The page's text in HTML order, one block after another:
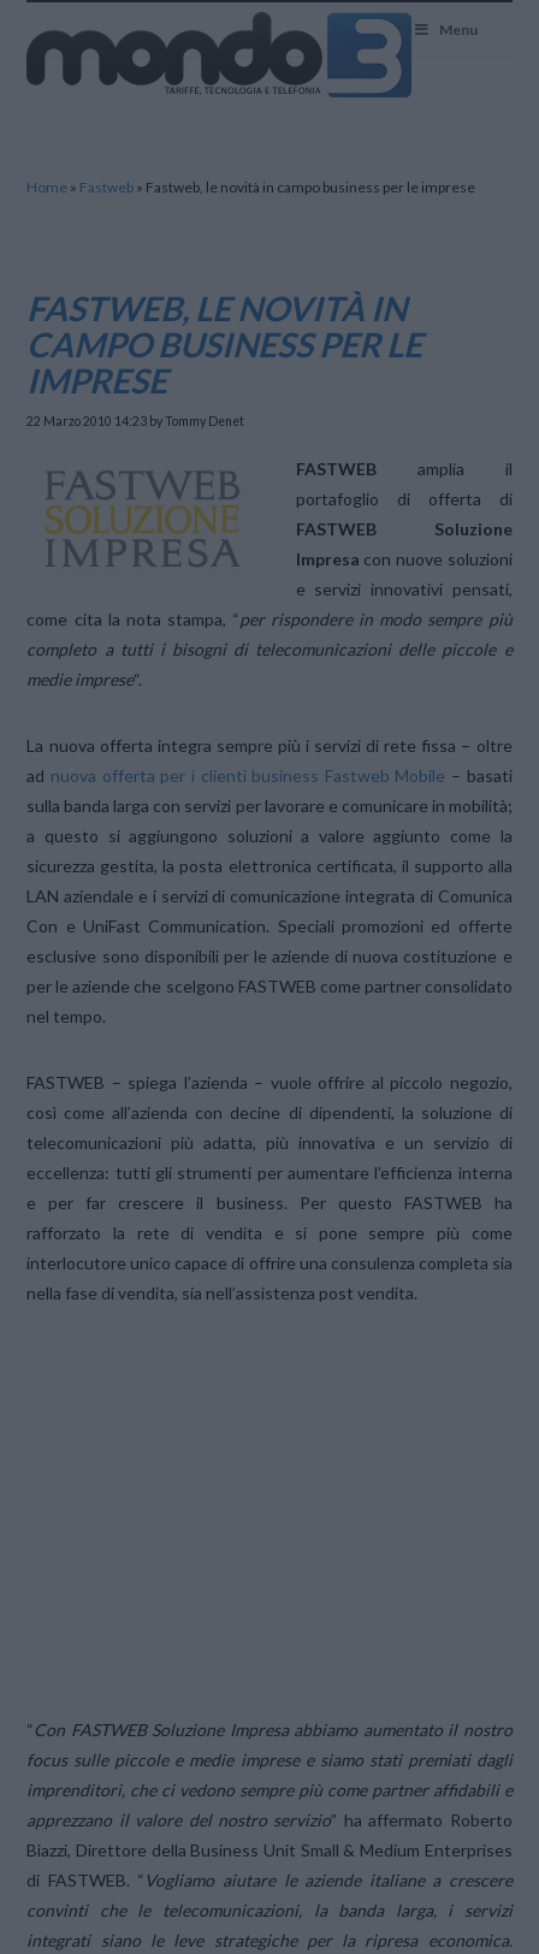
Menu
Home » Fastweb » Fastweb, le novità in campo business per le imprese
FASTWEB, LE NOVITÀ IN
CAMPO BUSINESS PER LE
IMPRESE
22 Marzo 2010 14:23 by Tommy Denet
FASTWEBamplia il
portafoglio di offerta di
FASTWEB Soluzione
Impresa con nuove soluzioni
e servizi innovativi pensati,
come cita la nota stampa, “per rispondere in modo sempre più
completo a tutti i bisogni di telecomunicazioni delle piccole e
medie imprese“.
La nuova offerta integra sempre più i servizi di rete fissa – oltre
ad nuova offerta per i clienti business Fastweb Mobile – basati
sulla banda larga con servizi per lavorare e comunicare in mobilità;
a questo si aggiungono soluzioni a valore aggiunto come la
sicurezza gestita, la posta elettronica certificata, il supporto alla
LAN aziendale e i servizi di comunicazione integrata di Comunica
Con e UniFast Communication. Speciali promozioni ed offerte
esclusive sono disponibili per le aziende di nuova costituzione e
per le aziende che scelgono FASTWEB come partner consolidato
nel tempo.
FASTWEB – spiega l’azienda – vuole offrire al piccolo negozio,
così come all’azienda con decine di dipendenti, la soluzione di
telecomunicazioni più adatta, più innovativa e un servizio di
eccellenza: tutti gli strumenti per aumentare l’efficienza interna
e per far crescere il business. Per questo FASTWEB ha
rafforzato la rete di vendita e si pone sempre più come
interlocutore unico capace di offrire una consulenza completa sia
nella fase di vendita, sia nell’assistenza post vendita.
“ Con FASTWEB Soluzione Impresa abbiamo aumentato il nostro
focus sulle piccole e medie imprese e siamo stati premiati dagli
imprenditori, che ci vedono sempre più come partner affidabili e
apprezzano il valore del nostro servizio” ha affermato Roberto
Biazzi, Direttore della Business Unit Small & Medium Enterprises
di FASTWEB. “ Vogliamo aiutare le aziende italiane a crescere
convinti che le telecomunicazioni, la banda larga, i servizi
integrati siano le leve strategiche per la ripresa economica.